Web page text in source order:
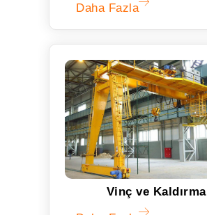
Daha Fazla
Vinç ve Kaldırma